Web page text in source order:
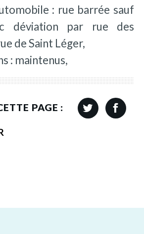
: rue barrée sauf
déviation par rue des
de Saint Léger,
: maintenus,
PAGE :